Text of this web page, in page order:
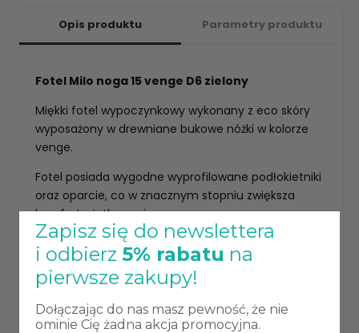
Opis produktu Parametry produktu
Fotel Milo noga 15 venge D6 zielony
Miękki fotel wypoczynkowy wykonany z eco skóry
wyposażony w drewniane bukowe nóżki w kolorze
venge.
Fotel posiada wygodne wyprofilowane podłokietniki
oraz oparcie, co w znacznym stopniu zwiększa
komfort użytkowania.
Fotel idealnie nadaje się do salonu, biura czy
poczekalni.
Dane techniczne:
Zapisz się do newslettera
i odbierz 5% rabatu na
pierwsze zakupy!
Dołączając do nas masz pewność, że nie
ominie Cię żadna akcja promocyjna.